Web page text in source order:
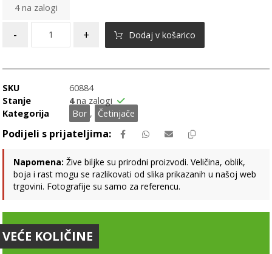
4 na zalogi
- + Dodaj v košarico
SKU
60884
Stanje
4na zalogi
Kategorija
Bor , Četinjače
Napomena: Žive biljke su prirodni proizvodi. Veličina, oblik,
boja i rast mogu se razlikovati od slika prikazanih u našoj web
trgovini. Fotografije su samo za referencu.
VEĆE KOLIČINE